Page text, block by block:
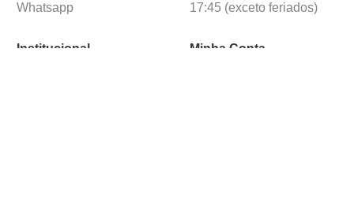
Whatsapp
17:45 (exceto feriados)
Institucional Minha Conta